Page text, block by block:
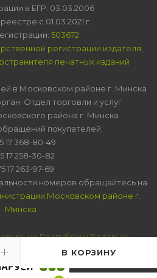
В КОРЗИНУ
в ЕГР: 03.03.2006
с 01.03.2021 г.
503672
регистрации издателя,
печатных изданий
в Московском районе г. Минска
Отдел торговли и услуг
района г. Минска
покупателей:
17 368-80-49
17 258-30-82
17 263-97-69
номеров обращайтесь на
Московском районе г.
Минска